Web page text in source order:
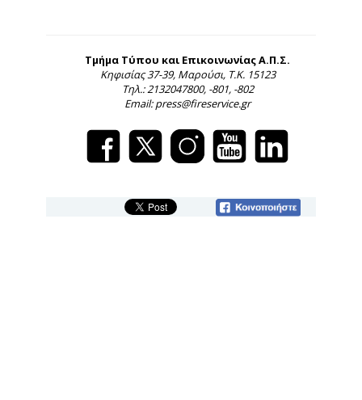
Τμήμα Τύπου και Επικοινωνίας Α.Π.Σ.
Κηφισίας 37-39, Μαρούσι, Τ.Κ. 15123
Τηλ.: 2132047800, -801, -802
Email: press@fireservice.gr